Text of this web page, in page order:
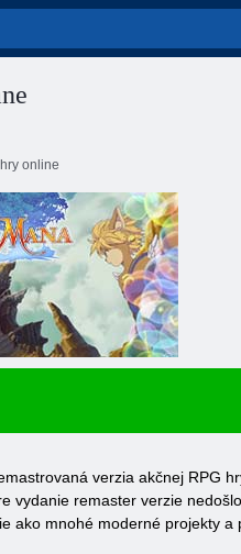
online
verzia akčnej RPG
vydanie remaster verzie
ako mnohé moderné projekty